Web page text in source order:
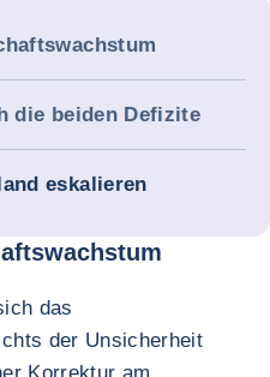
die beiden Defizite
eskalieren
das
der Unsicherheit